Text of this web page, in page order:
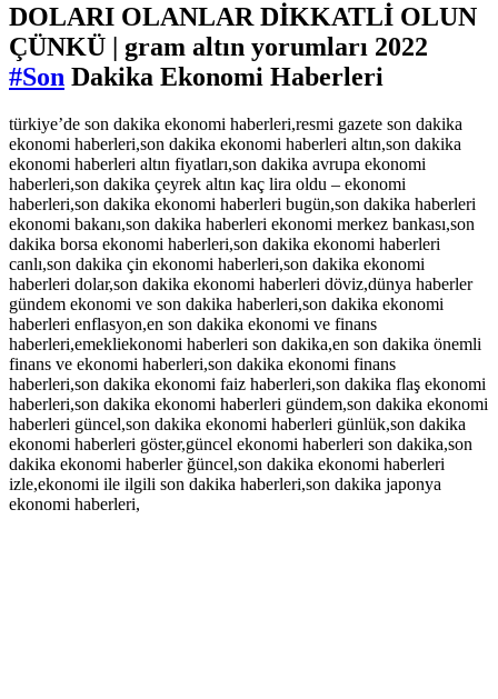
DOLARI OLANLAR DİKKATLİ OLUN
ÇÜNKÜ | gram altın yorumları 2022
#Son Dakika Ekonomi Haberleri
türkiye’de son dakika ekonomi haberleri,resmi gazete son dakika
ekonomi haberleri,son dakika ekonomi haberleri altın,son dakika
ekonomi haberleri altın fiyatları,son dakika avrupa ekonomi
haberleri,son dakika çeyrek altın kaç lira oldu – ekonomi
haberleri,son dakika ekonomi haberleri bugün,son dakika haberleri
ekonomi bakanı,son dakika haberleri ekonomi merkez bankası,son
dakika borsa ekonomi haberleri,son dakika ekonomi haberleri
canlı,son dakika çin ekonomi haberleri,son dakika ekonomi
haberleri dolar,son dakika ekonomi haberleri döviz,dünya haberler
gündem ekonomi ve son dakika haberleri,son dakika ekonomi
haberleri enflasyon,en son dakika ekonomi ve finans
haberleri,emekliekonomi haberleri son dakika,en son dakika önemli
finans ve ekonomi haberleri,son dakika ekonomi finans
haberleri,son dakika ekonomi faiz haberleri,son dakika flaş ekonomi
haberleri,son dakika ekonomi haberleri gündem,son dakika ekonomi
haberleri güncel,son dakika ekonomi haberleri günlük,son dakika
ekonomi haberleri göster,güncel ekonomi haberleri son dakika,son
dakika ekonomi haberler ğüncel,son dakika ekonomi haberleri
izle,ekonomi ile ilgili son dakika haberleri,son dakika japonya
ekonomi haberleri,